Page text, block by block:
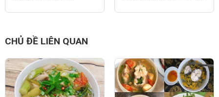
CHỦ ĐỀ LIÊN QUAN